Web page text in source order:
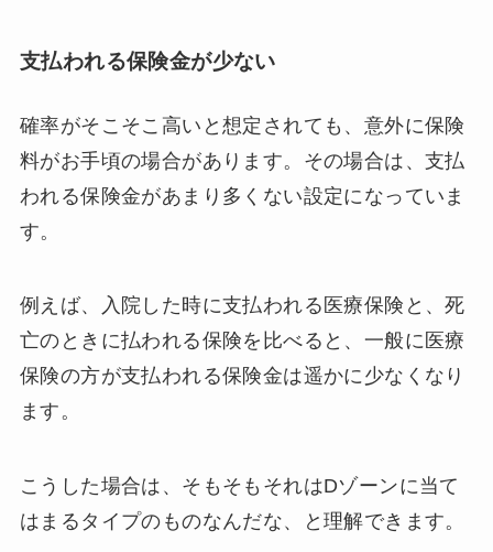
支払われる保険金が少ない
確率がそこそこ高いと想定されても、意外に保険
料がお手頃の場合があります。その場合は、支払
われる保険金があまり多くない設定になっていま
す。
例えば、入院した時に支払われる医療保険と、死
亡のときに払われる保険を比べると、一般に医療
保険の方が支払われる保険金は遥かに少なくなり
ます。
こうした場合は、そもそもそれはDゾーンに当て
はまるタイプのものなんだな、と理解できます。